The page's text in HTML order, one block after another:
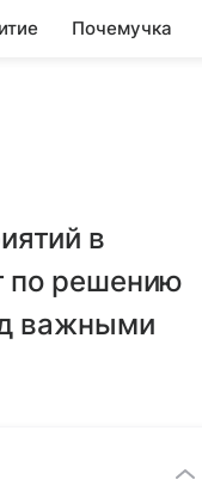
Почемучка
в
по решению
важными